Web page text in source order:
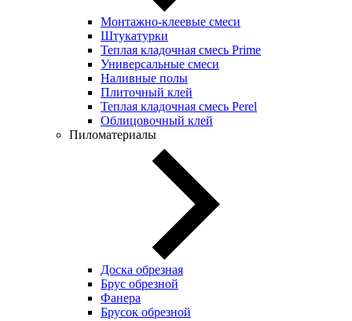
Монтажно-клеевые смеси
Штукатурки
Теплая кладочная смесь Prime
Универсальные смеси
Наливные полы
Плиточный клей
Теплая кладочная смесь Perel
Облицовочный клей
Пиломатериалы
Доска обрезная
Брус обрезной
Фанера
Брусок обрезной